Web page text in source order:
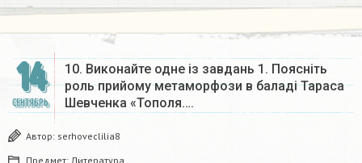
14
СЕНТЯБРЬ
10. Виконайте одне із завдань 1. Поясніть
роль прийому метаморфози в баладі Тараса
Шевченка «Тополя….
Автор: serhoveclilia8
Предмет: Литература